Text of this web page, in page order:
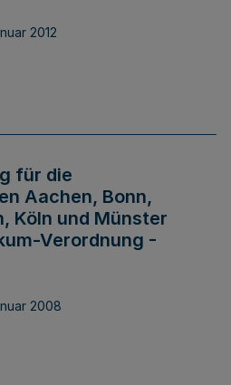
2012
für die
Aachen, Bonn,
Köln und Münster
Verordnung -
2008